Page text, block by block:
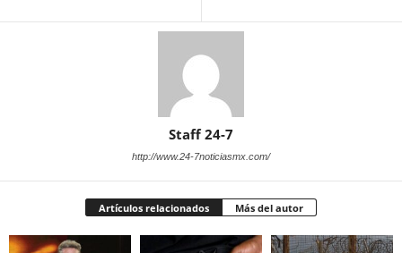
Staff 24-7
http://www.24-7noticiasmx.com/
Artículos relacionados Más del autor